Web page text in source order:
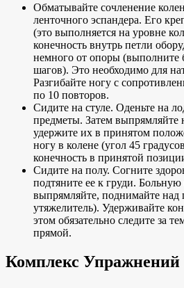
Обматывайте сочленение
ленточного эспандера. Его
(это выполняется на уровне
конечность внутрь петли
немного от опоры (выполните
шагов). Это необходимо для
Разгибайте ногу с
по 10 повторов.
Сидите на стуле. Оденьте на
предметы. Затем выпрямляйте
удержите их в принятом
ногу в колене (угол 45
конечность в принятой
Сидите на полу. Согните
подтяните ее к груди. Больную
выпрямляйте, поднимайте над
утяжелитель). Удерживайте
этом обязательно следите за
прямой.
Комплекс Упражнений